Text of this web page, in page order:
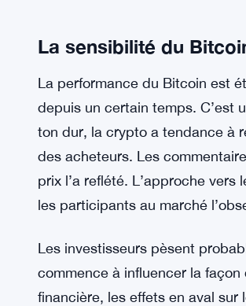
La sensibilité du
La performance du Bitcoin est
depuis un certain temps. C’est
ton dur, la crypto a tendance à
des acheteurs. Les
prix l’a reflété. L’approche
les participants au marché
Les investisseurs pèsent
commence à influencer la façon
financière, les effets en aval